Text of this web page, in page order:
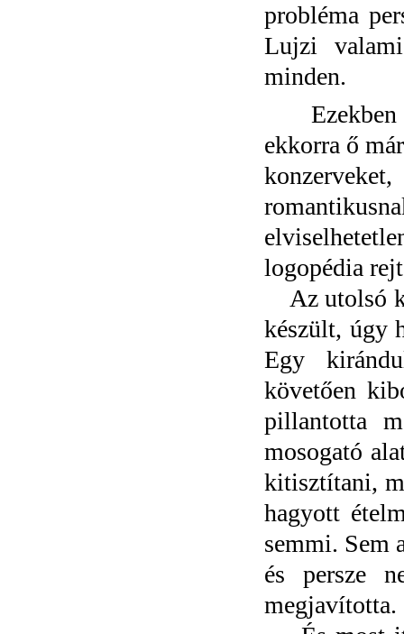
probléma
Lujzi
minden.
Ezekben
ekkorra ő
logopédia
Az utolsó
készült, úgy
Egy
követően
pillantotta
mosogató
kitisztítani,
hagyott
semmi. Sem
és persze
megjavította.